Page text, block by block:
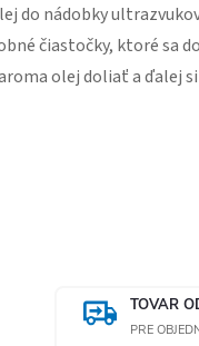
do nádobky
čiastočky, ktoré sa
olej doliať a ďalej
TOVAR
PRE